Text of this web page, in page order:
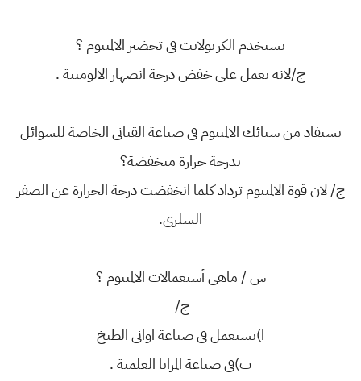
يستخدم الكريولايت في تحضير الالمنيوم ؟
ج/لانه يعمل على خفض درجة انصهار الالومينة .
يستفاد من سبائك الالمنيوم في صناعة القناني الخاصة للسوائل
بدرجة حرارة منخفضة؟
ج/ لان قوة الالمنيوم تزداد كلما انخفضت درجة الحرارة عن الصفر
السلزي.
س / ماهي أستعمالات الالمنيوم ؟
ج/
ا)يستعمل في صناعة اواني الطبخ
ب)في صناعة المرايا العلمية .